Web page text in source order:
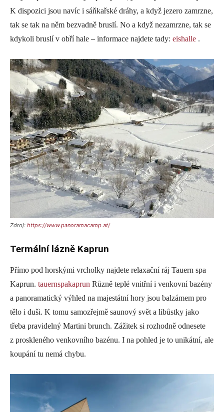
K dispozici jsou navíc i sáňkařské dráhy, a když jezero zamrzne,
tak se tak na něm bezvadně bruslí. No a když nezamrzne, tak se
kdykoli bruslí v obří hale – informace najdete tady: eishalle .
Zdroj: https://www.panoramacamp.at/
Termální lázně Kaprun
Přímo pod horskými vrcholky najdete relaxační ráj Tauern spa
Kaprun. tauernspakaprun Různě teplé vnitřní i venkovní bazény
a panoramatický výhled na majestátní hory jsou balzámem pro
tělo i duši. K tomu samozřejmě saunový svět a libůstky jako
třeba pravidelný Martini brunch. Zážitek si rozhodně odnesete
z proskleného venkovního bazénu. I na pohled je to unikátní, ale
koupání tu nemá chybu.